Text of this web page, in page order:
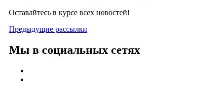
Оставайтесь в курсе всех новостей!
Предыдущие рассылки
Мы в социальных сетях